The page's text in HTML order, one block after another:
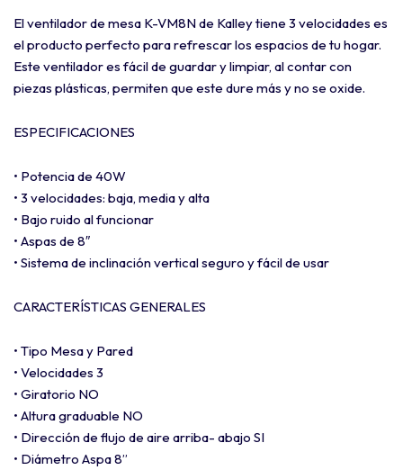
El ventilador de mesa K-VM8N de Kalley tiene 3 velocidades es
el producto perfecto para refrescar los espacios de tu hogar.
Este ventilador es fácil de guardar y limpiar, al contar con
piezas plásticas, permiten que este dure más y no se oxide.
ESPECIFICACIONES
• Potencia de 40W
• 3 velocidades: baja, media y alta
• Bajo ruido al funcionar
• Aspas de 8″
• Sistema de inclinación vertical seguro y fácil de usar
CARACTERÍSTICAS GENERALES
• Tipo Mesa y Pared
• Velocidades 3
• Giratorio NO
• Altura graduable NO
• Dirección de flujo de aire arriba- abajo SI
• Diámetro Aspa 8”